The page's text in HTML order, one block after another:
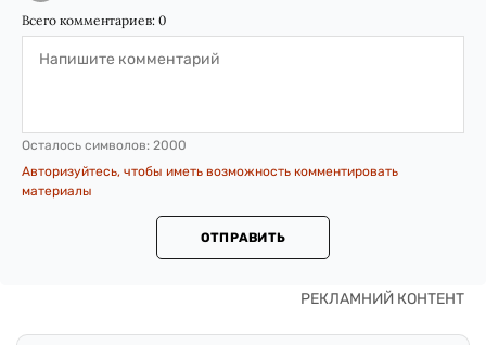
Всего комментариев: 0
Осталось символов: 2000
Авторизуйтесь, чтобы иметь возможность комментировать
материалы
ОТПРАВИТЬ